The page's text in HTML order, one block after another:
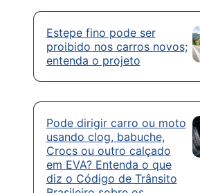
Estepe fino pode ser
proibido nos carros novos;
entenda o projeto
Pode dirigir carro ou moto
usando clog, babuche,
Crocs ou outro calçado
em EVA? Entenda o que
diz o Código de Trânsito